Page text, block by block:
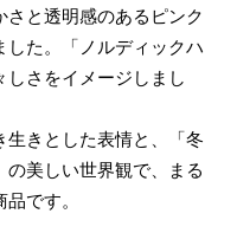
と透明感のあるピンク
た。「ノルディックハ
しさをイメージしまし
きとした表情と、「冬
美しい世界観で、まる
です。